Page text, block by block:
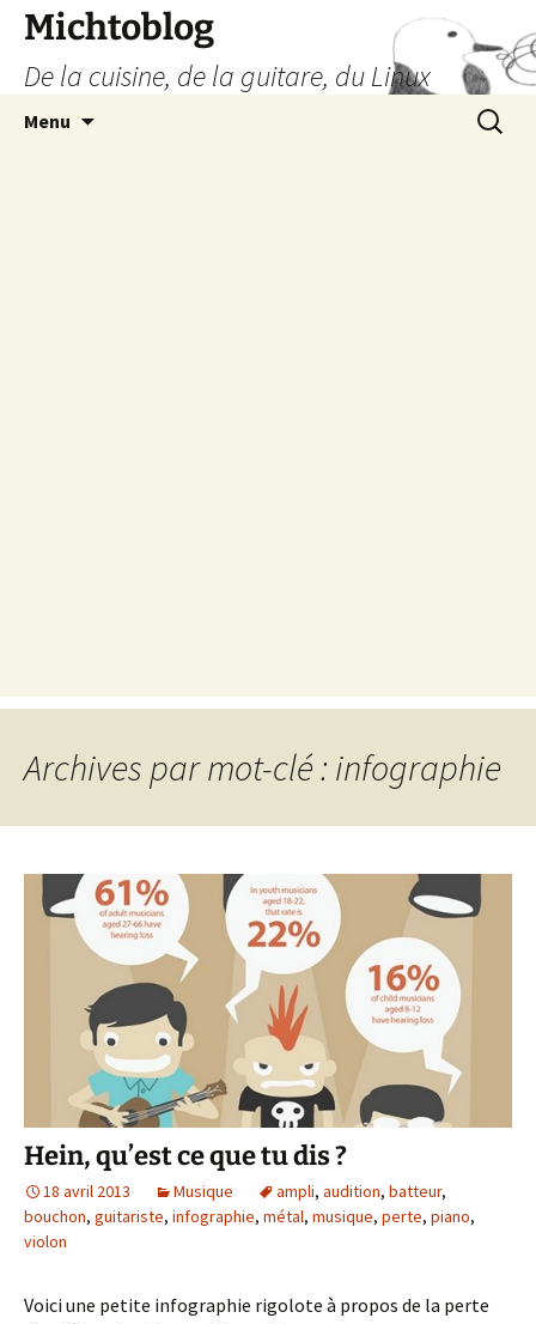
Aller
contenu
Michtoblog
De la cuisine, de la guitare, du Linux
Menu
Archives par mot-clé : infographie
Hein, qu’est ce que tu dis ?
18 avril 2013 Musique ampli, audition, batteur,
bouchon, guitariste, infographie, métal, musique, perte, piano,
violon
Voici une petite infographie rigolote à propos de la perte